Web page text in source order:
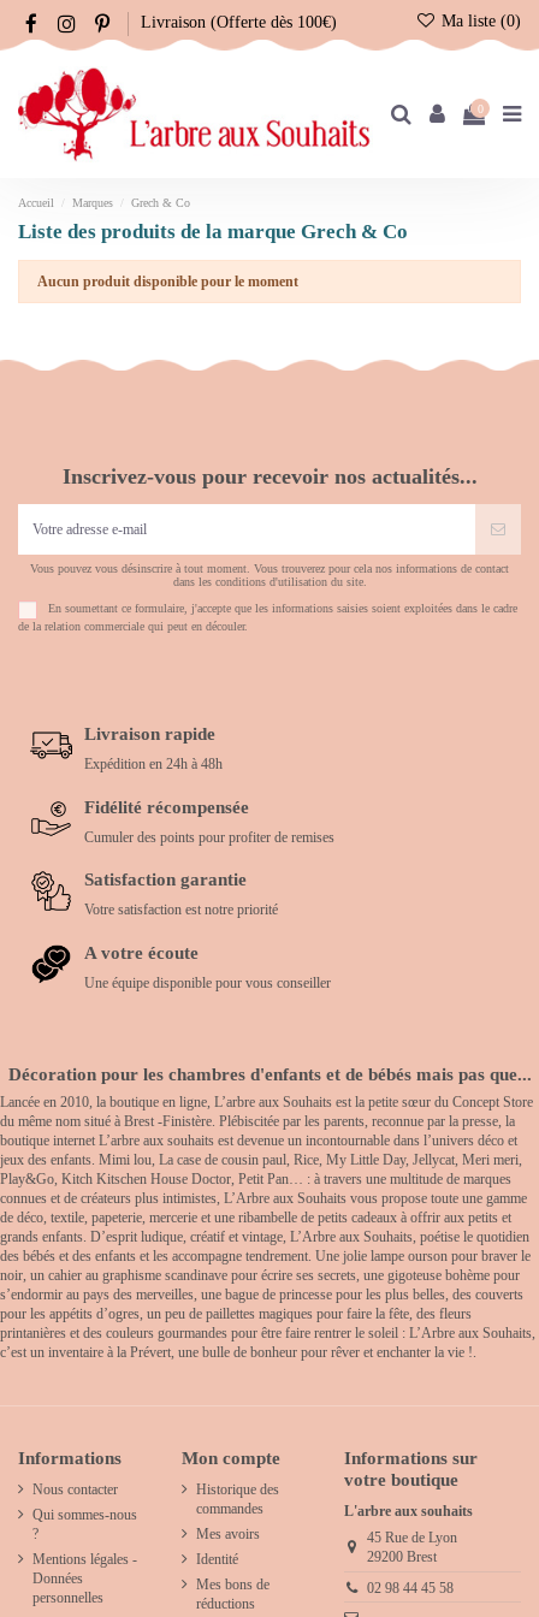
Livraison (Offerte dès 100€) Ma liste (0)
0
Accueil Marques Grech & Co
Liste des produits de la marque Grech & Co
Aucun produit disponible pour le moment
Inscrivez-vous pour recevoir nos actualités...
Vous pouvez vous désinscrire à tout moment. Vous trouverez pour cela nos informations de contact
dans les conditions d'utilisation du site.
En soumettant ce formulaire, j'accepte que les informations saisies soient exploitées dans le cadre
de la relation commerciale qui peut en découler.
Livraison rapide
Expédition en 24h à 48h
Fidélité récompensée
Cumuler des points pour profiter de remises
Satisfaction garantie
Votre satisfaction est notre priorité
A votre écoute
Une équipe disponible pour vous conseiller
Décoration pour les chambres d'enfants et de bébés mais pas que...
Lancée en 2010, la boutique en ligne, L’arbre aux Souhaits est la petite sœur du Concept Store
du même nom situé à Brest -Finistère. Plébiscitée par les parents, reconnue par la presse, la
boutique internet L’arbre aux souhaits est devenue un incontournable dans l’univers déco et
jeux des enfants. Mimi lou, La case de cousin paul, Rice, My Little Day, Jellycat, Meri meri,
Play&Go, Kitch Kitschen House Doctor, Petit Pan… : à travers une multitude de marques
connues et de créateurs plus intimistes, L’Arbre aux Souhaits vous propose toute une gamme
de déco, textile, papeterie, mercerie et une ribambelle de petits cadeaux à offrir aux petits et
grands enfants. D’esprit ludique, créatif et vintage, L’Arbre aux Souhaits, poétise le quotidien
des bébés et des enfants et les accompagne tendrement. Une jolie lampe ourson pour braver le
noir, un cahier au graphisme scandinave pour écrire ses secrets, une gigoteuse bohème pour
s’endormir au pays des merveilles, une bague de princesse pour les plus belles, des couverts
pour les appétits d’ogres, un peu de paillettes magiques pour faire la fête, des fleurs
printanières et des couleurs gourmandes pour être faire rentrer le soleil : L’Arbre aux Souhaits,
c’est un inventaire à la Prévert, une bulle de bonheur pour rêver et enchanter la vie !.
Informations
Nous contacter
Qui sommes-nous
?
Mentions légales -
Données
personnelles
Mon compte
Historique des
commandes
Mes avoirs
Identité
Mes bons de
réductions
Informations sur
votre boutique
L'arbre aux souhaits
45 Rue de Lyon
29200 Brest
02 98 44 45 58